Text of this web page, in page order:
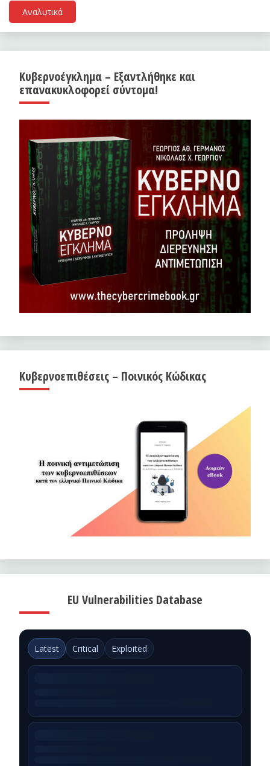
Αναλυτικά
Κυβερνοέγκλημα – Εξαντλήθηκε και
επανακυκλοφορεί σύντομα!
Κυβερνοεπιθέσεις – Ποινικός Κώδικας
EU Vulnerabilities Database
Latest Critical
Exploited